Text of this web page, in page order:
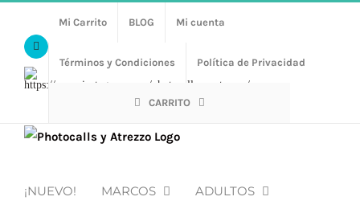
contenidoFacebook
Https://www.instagram.com/photocalls_y_atrezzo/
Mi Carrito BLOG Mi cuenta
Términos y Condiciones Política de Privacidad
CARRITO
¡NUEVO! MARCOS ADULTOS